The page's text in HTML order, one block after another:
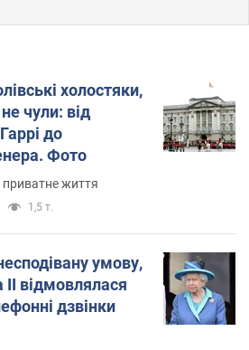
холостяки,
чули: від
до
Фото
життя
1,5 т.
умову,
II відмовлялася
дзвінки